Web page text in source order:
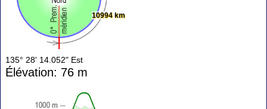
10994 km
135° 28' 14.052" Est
Élévation: 76 m